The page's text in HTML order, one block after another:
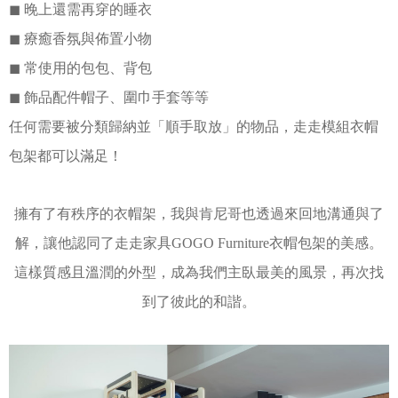
◼︎ 晚上還需再穿的睡衣
◼︎ 療癒香氛與佈置小物
◼︎ 常使用的包包、背包
◼︎ 飾品配件帽子、圍巾手套等等
任何需要被分類歸納並「順手取放」的物品，走走模組衣帽
包架都可以滿足！
擁有了有秩序的衣帽架，我與肯尼哥也透過來回地溝通與了
解，讓他認同了走走家具GOGO Furniture衣帽包架的美感。
這樣質感且溫潤的外型，成為我們主臥最美的風景，再次找
到了彼此的和諧。